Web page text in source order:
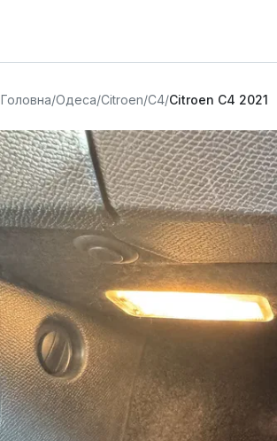
Головна/Одеса/Citroen/C4/Citroen C4 2021